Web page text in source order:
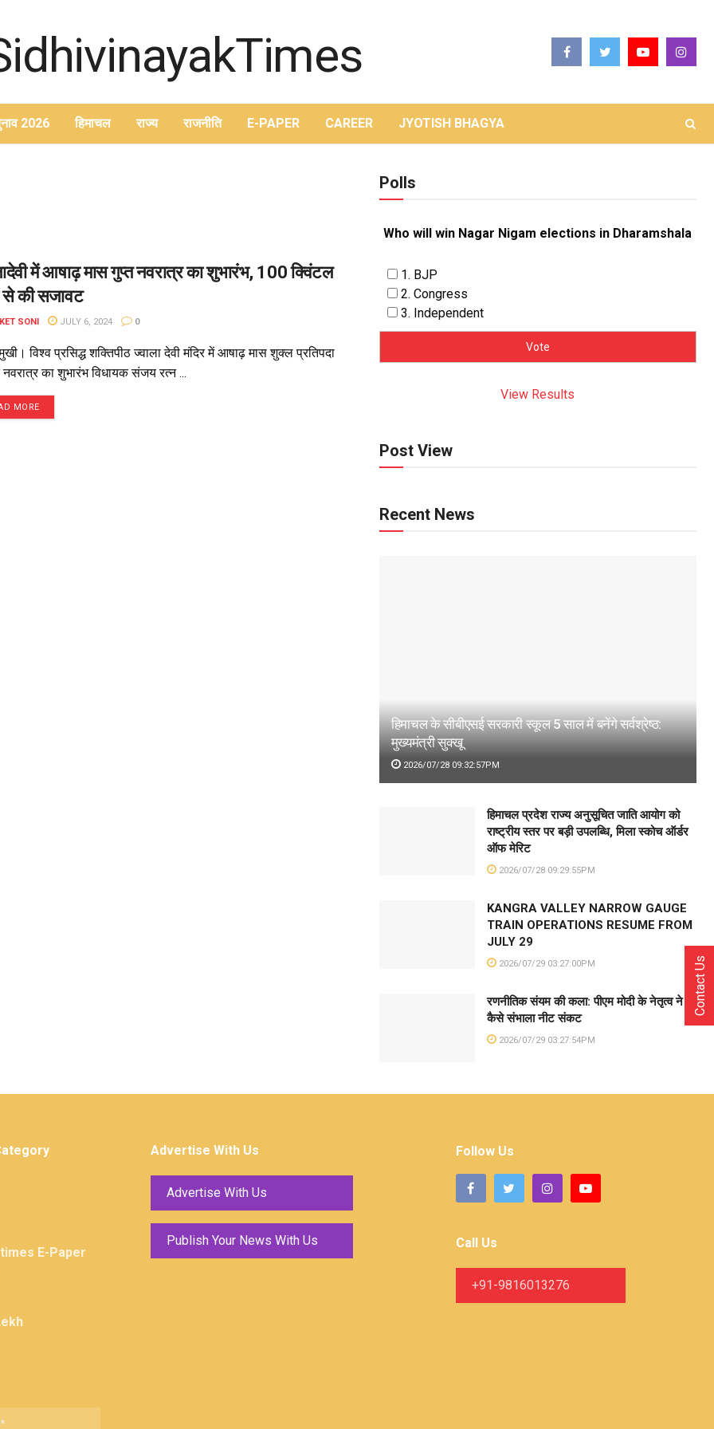
2026 हिमाचल राज्य राजनीति E-PAPER CAREER JYOTISH BHAGYA
में आषाढ़ मास गुप्त नवरात्र का शुभारंभ, 100 क्विंटल
की सजावट
SONI JULY 6, 2024 0
विश्व प्रसिद्ध शक्तिपीठ ज्वाला देवी मंदिर में आषाढ़ मास शुक्ल प्रतिपदा
का शुभारंभ विधायक संजय रत्न ...
MORE
Polls
Who will win Nagar Nigam elections in Dharamshala
1. BJP
2. Congress
3. Independent
View Results
Post View
Recent News
हिमाचल के सीबीएसई सरकारी स्कूल 5 साल में बनेंगे सर्वश्रेष्ठ:
मुख्यमंत्री सुक्खू
2026/07/28 09:32:57PM
हिमाचल प्रदेश राज्य अनुसूचित जाति आयोग को
राष्ट्रीय स्तर पर बड़ी उपलब्धि, मिला स्कोच ऑर्डर
ऑफ मेरिट
2026/07/28 09:29:55PM
KANGRA VALLEY NARROW GAUGE
TRAIN OPERATIONS RESUME FROM
JULY 29
2026/07/29 03:27:00PM
रणनीतिक संयम की कला: पीएम मोदी के नेतृत्व ने
कैसे संभाला नीट संकट
2026/07/29 03:27:54PM
E-Paper
Advertise With Us
Advertise With Us
Publish Your News With Us
Follow Us
Call Us
+91-9816013276
Contact Us